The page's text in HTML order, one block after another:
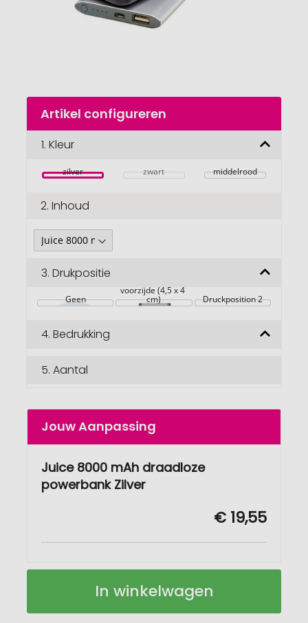
Naar
begin
afbeeldingengalerij
Artikel configureren
1. Kleur
zilver zwart middelrood
2. Inhoud
3. Drukpositie
Geen
voorzijde (4,5 x 4
cm) Druckposition 2
4. Bedrukking
5. Aantal
Jouw Aanpassing
Juice 8000 mAh draadloze
powerbank Zilver
€ 19,55
draadloze
In winkelwagen